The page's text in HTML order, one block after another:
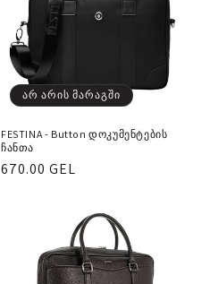
არ არის მარაგში
FESTINA - Button დოკუმენტების
ჩანთა
რეგულარული
670.00 GEL